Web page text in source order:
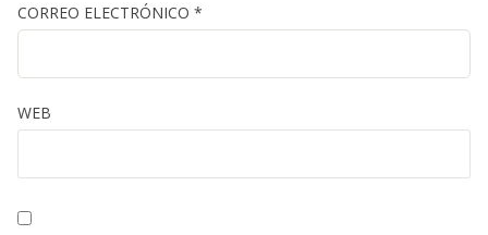
CORREO ELECTRÓNICO *
WEB